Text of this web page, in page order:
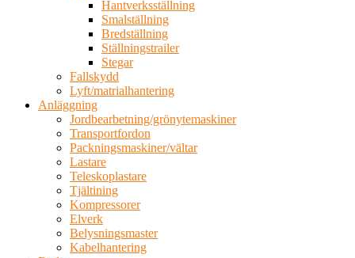
Hantverksställning
Smalställning
Bredställning
Ställningstrailer
Stegar
Fallskydd
Lyft/matrialhantering
Anläggning
Jordbearbetning/grönytemaskiner
Transportfordon
Packningsmaskiner/vältar
Lastare
Teleskoplastare
Tjältining
Kompressorer
Elverk
Belysningsmaster
Kabelhantering